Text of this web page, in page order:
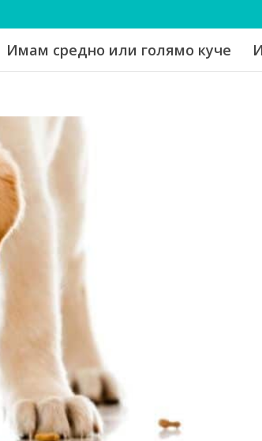
Имам средно или голямо куче